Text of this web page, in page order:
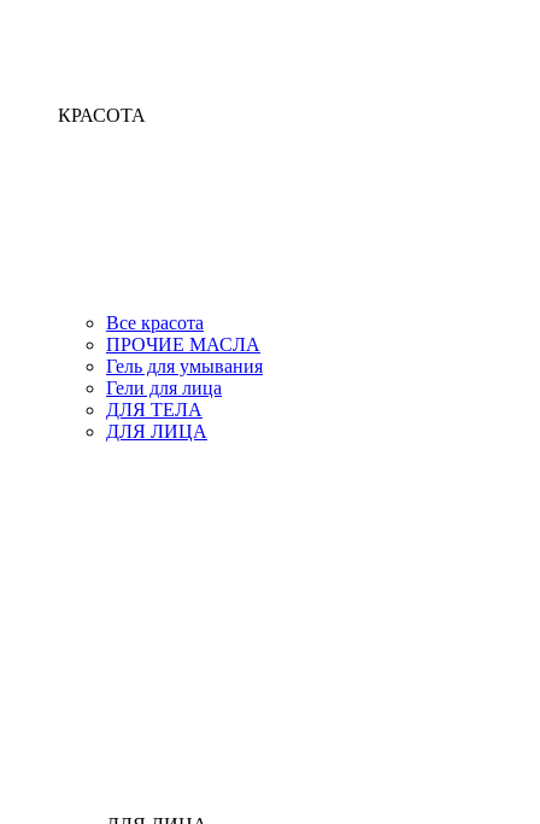
КРАСОТА
Все красота
ПРОЧИЕ МАСЛА
Гель для умывания
Гели для лица
ДЛЯ ТЕЛА
ДЛЯ ЛИЦА